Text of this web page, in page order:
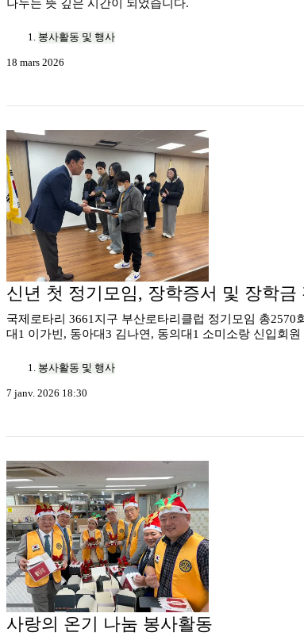
나누는 뜻 깊은 시간이 되었습니다.
봉사활동 및 행사
18 mars 2026
신년 첫 정기모임, 장학증서 및 장학금
국제로타리 3661지구 부산로타리클럽 정기모임 총
대1 이가빈, 동아대3 김나연, 동의대1 소미소랑 신입회
봉사활동 및 행사
7 janv. 2026 18:30
사랑의 온기 나눔 봉사활동